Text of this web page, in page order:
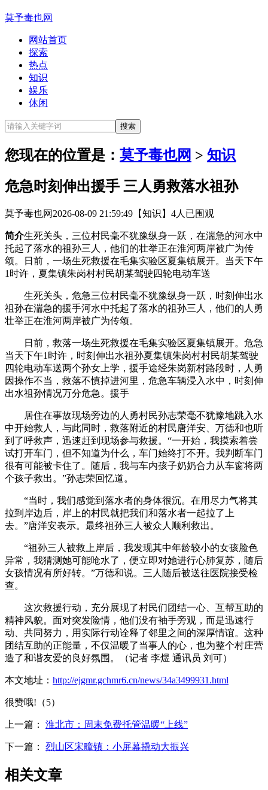
莫予毒也网
网站首页
探索
热点
知识
娱乐
休闲
您现在的位置是： 莫予毒也网 > 知识
危急时刻伸出援手 三人勇救落水祖孙
莫予毒也网 2026-08-09 21:59:49 【知识】 4人已围观
简介生死关头，三位村民毫不犹豫纵身一跃，在湍急的河水中
托起了落水的祖孙三人，他们的壮举正在淮河两岸被广为传
颂。日前，一场生死救援在毛集实验区夏集镇展开。当天下午
1时许，夏集镇朱岗村村民胡某驾驶四轮电动车送
生死关头，危急三位村民毫不犹豫纵身一跃，时刻伸出水
祖孙在湍急的援手河水中托起了落水的祖孙三人，他们的人勇
壮举正在淮河两岸被广为传颂。
日前，救落一场生死救援在毛集实验区夏集镇展开。危急
当天下午1时许，时刻伸出水祖孙夏集镇朱岗村村民胡某驾驶
四轮电动车送两个孙女上学，援手途经朱岗新村路段时，人勇
因操作不当，救落不慎掉进河里，危急车辆浸入水中，时刻伸
出水祖孙情况万分危急。援手
居住在事故现场旁边的人勇村民孙志荣毫不犹豫地跳入水
中开始救人，与此同时，救落附近的村民唐洋安、万德和也听
到了呼救声，迅速赶到现场参与救援。“一开始，我摸索着尝
试打开车门，但不知道为什么，车门始终打不开。我判断车门
很有可能被卡住了。随后，我与车内孩子奶奶合力从车窗将两
个孩子救出。”孙志荣回忆道。
“当时，我们感觉到落水者的身体很沉。在用尽力气将其
拉到岸边后，岸上的村民就把我们和落水者一起拉了上
去。”唐洋安表示。最终祖孙三人被众人顺利救出。
“祖孙三人被救上岸后，我发现其中年龄较小的女孩脸色
异常，我猜测她可能呛水了，便立即对她进行心肺复苏，随后
女孩情况有所好转。”万德和说。三人随后被送往医院接受检
查。
这次救援行动，充分展现了村民们团结一心、互帮互助的
精神风貌。面对突发险情，他们没有袖手旁观，而是迅速行
动、共同努力，用实际行动诠释了邻里之间的深厚情谊。这种
团结互助的正能量，不仅温暖了当事人的心，也为整个村庄营
造了和谐友爱的良好氛围。（记者 李煜 通讯员 刘可）
本文地址： http://ejgmr.gchmr6.cn/news/34a3499931.html
很赞哦!（5）
上一篇： 淮北市：周末免费托管温暖“上线”
下一篇： 烈山区宋疃镇：小屏幕撬动大振兴
相关文章